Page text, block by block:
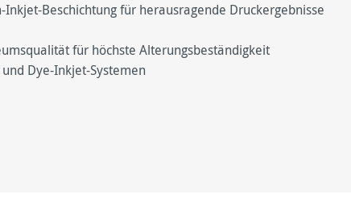
Beschichtung für herausragende Druckergebnisse
für höchste Alterungsbeständigkeit
Dye-Inkjet-Systemen